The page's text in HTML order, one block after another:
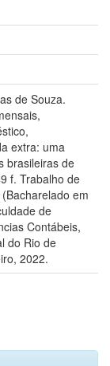
de Souza.
extra: uma
brasileiras de
f. Trabalho de
em
de
Contábeis,
do Rio de
2022.